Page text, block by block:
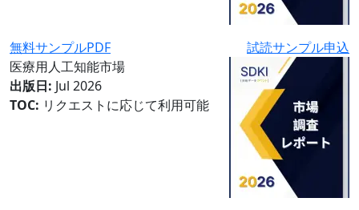
無料サンプルPDF
試読サンプル申込
医療用人工知能市場
出版日: Jul 2026
TOC: リクエストに応じて利用可能